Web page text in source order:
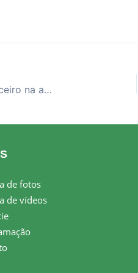
26-05-26 – Pomerode lança o Programa MEI Parceiro na abertura da Semana do MEI 2026
de fotos
de vídeos